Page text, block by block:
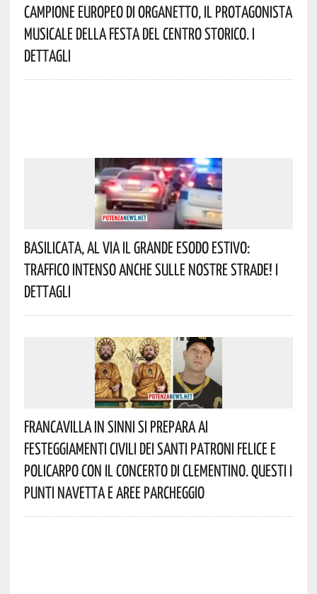
Campione Europeo Di Organetto, Il Protagonista
Musicale Della Festa Del Centro Storico. I
Dettagli
Basilicata, Al Via Il Grande Esodo Estivo:
Traffico Intenso Anche Sulle Nostre Strade! I
Dettagli
Francavilla In Sinni Si Prepara Ai
Festeggiamenti Civili Dei Santi Patroni Felice E
Policarpo Con Il Concerto Di Clementino. Questi I
Punti Navetta E Aree Parcheggio